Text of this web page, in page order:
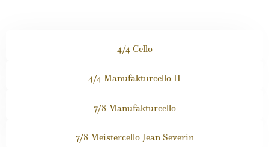
4/4 Cello
4/4 Manufakturcello II
7/8 Manufakturcello
7/8 Meistercello Jean Severin